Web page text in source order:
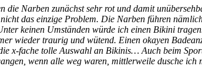
die Narben zunächst sehr rot und damit
das einzige Problem. Die Narben führen
keinen Umständen würde ich einen Bikini
wieder traurig und wütend. Einen okayen
x-fache tolle Auswahl an Bikinis… Auch beim
wenn alle weg waren, mittlerweile dusche